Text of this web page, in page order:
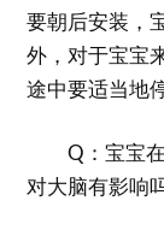
要朝后安装，
外，对于宝宝
途中要适当地
Q：宝宝在
对大脑有影响